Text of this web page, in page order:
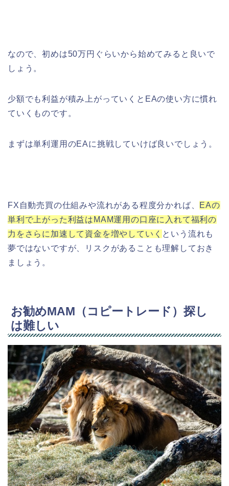
なので、初めは50万円ぐらいから始めてみると良いで
しょう。
少額でも利益が積み上がっていくとEAの使い方に慣れ
ていくものです。
まずは単利運用のEAに挑戦していけば良いでしょう。
FX自動売買の仕組みや流れがある程度分かれば、 EAの
単利で上がった利益はMAM運用の口座に入れて福利の
力をさらに加速して資金を増やしていく という流れも
夢ではないですが、リスクがあることも理解しておき
ましょう。
お勧めMAM（コピートレード）探し
は難しい